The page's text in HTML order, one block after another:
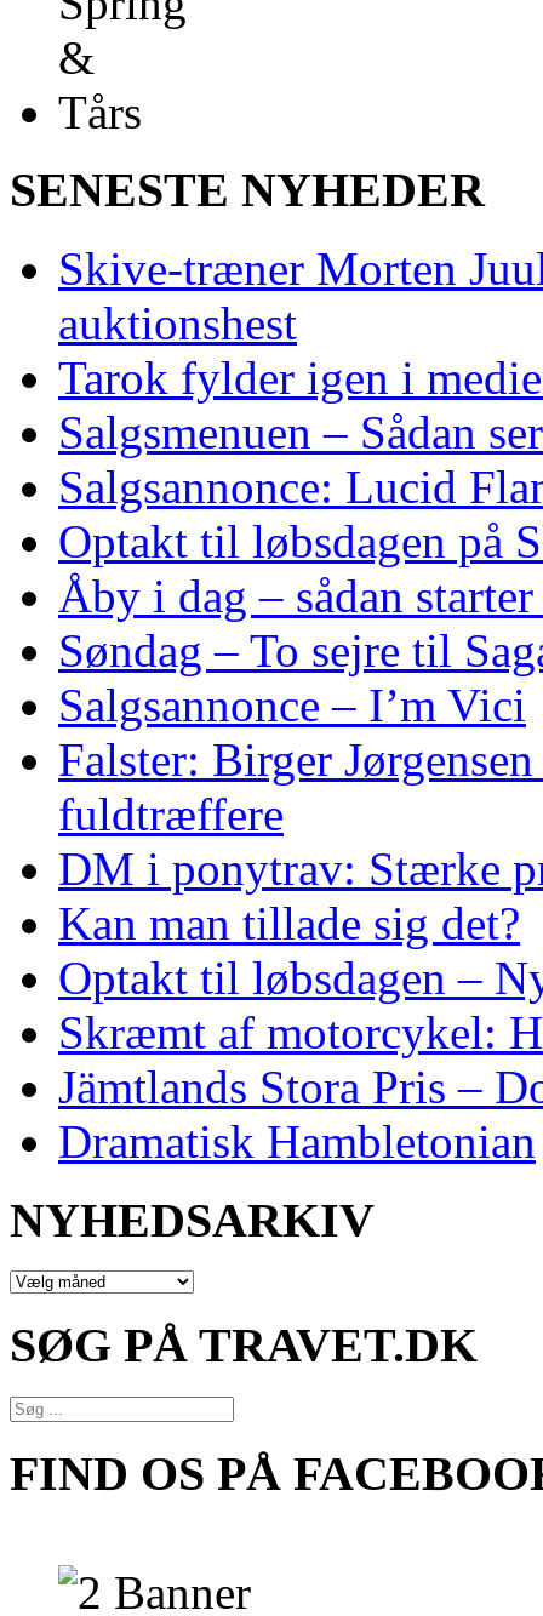
SENESTE NYHEDER
Skive‑træner Morten
auktionshest
Tarok fylder igen i
Salgsmenuen – Sådan
Salgsannonce: Lucid
Optakt til løbsdagen på
Åby i dag – sådan
Søndag – To sejre til
Salgsannonce – I’m Vici
Falster: Birger
fuldtræffere
DM i ponytrav: Stærke
Kan man tillade sig det?
Optakt til løbsdagen –
Skræmt af motorcykel:
Jämtlands Stora Pris –
Dramatisk Hambletonian
NYHEDSARKIV
NYHEDSARKIV
SØG PÅ TRAVET.DK
FIND OS PÅ